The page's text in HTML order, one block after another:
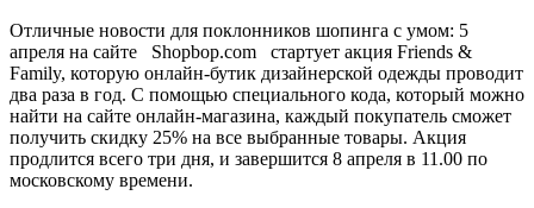
Отличные новости для поклонников шопинга с умом: 5
апреля на сайте Shopbop.com стартует акция Friends &
Family, которую онлайн-бутик дизайнерской одежды проводит
два раза в год. С помощью специального кода, который можно
найти на сайте онлайн-магазина, каждый покупатель сможет
получить скидку 25% на все выбранные товары. Акция
продлится всего три дня, и завершится 8 апреля в 11.00 по
московскому времени.